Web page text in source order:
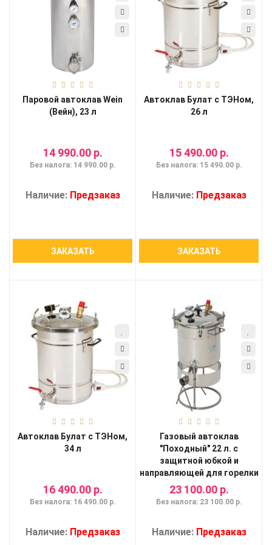
Паровой автоклав Wein
(Вейн), 23 л
14 990.00 р.
Без налога: 14 990.00 р.
Наличие: Предзаказ
ЗАКАЗАТЬ
Автоклав Булат с ТЭНом,
26 л
15 490.00 р.
Без налога: 15 490.00 р.
Наличие: Предзаказ
ЗАКАЗАТЬ
Автоклав Булат с ТЭНом,
34 л
16 490.00 р.
Без налога: 16 490.00 р.
Наличие: Предзаказ
Газовый автоклав
"Походный" 22 л. с
защитной юбкой и
направляющей для горелки
23 100.00 р.
Без налога: 23 100.00 р.
Наличие: Предзаказ